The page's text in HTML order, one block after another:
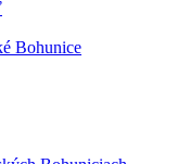
Bohunice